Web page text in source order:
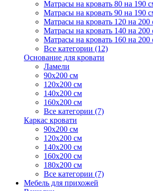
Матрасы на кровать 80 на 190
Матрасы на кровать 90 на 190
Матрасы на кровать 120 на 200
Матрасы на кровать 140 на 200
Матрасы на кровать 160 на 200
Все категории (12)
Основание для кровати
Ламели
90х200 см
120х200 см
140х200 см
160х200 см
Все категории (7)
Каркас кровати
90х200 см
120х200 см
140х200 см
160х200 см
180х200 см
Все категории (7)
Мебель для прихожей